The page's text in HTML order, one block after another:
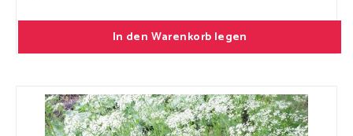
In den Warenkorb legen